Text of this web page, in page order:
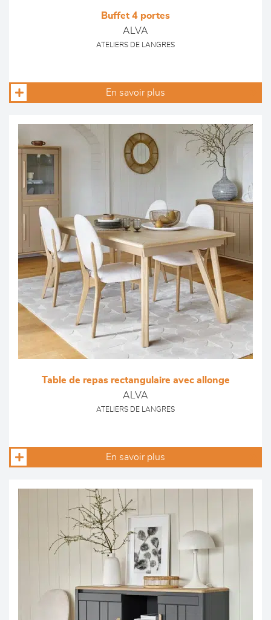
Buffet 4 portes
ALVA
ATELIERS DE LANGRES
En savoir plus
Table de repas rectangulaire avec allonge
ALVA
ATELIERS DE LANGRES
En savoir plus